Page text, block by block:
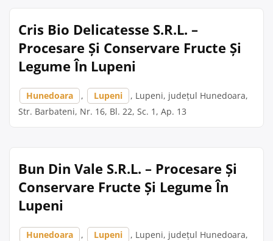
Cris Bio Delicatesse S.R.L. –
Procesare Și Conservare Fructe Și
Legume În Lupeni
Hunedoara , Lupeni
, Lupeni, județul Hunedoara,
Str. Barbateni, Nr. 16, Bl. 22, Sc. 1, Ap. 13
Bun Din Vale S.R.L. – Procesare Și
Conservare Fructe Și Legume În
Lupeni
Hunedoara , Lupeni
, Lupeni, județul Hunedoara,